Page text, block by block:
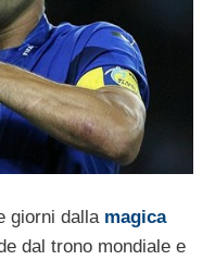
giorni dalla magica
dal trono mondiale e